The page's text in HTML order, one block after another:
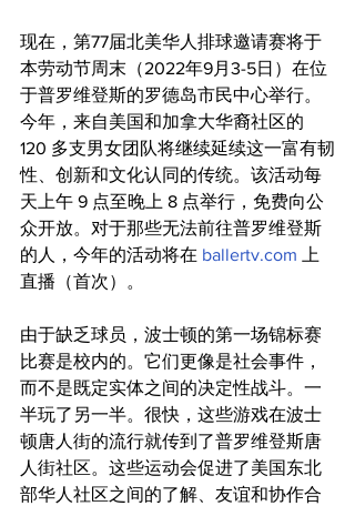
现在，第77届北美华人排球邀请赛将于
本劳动节周末（2022年9月3-5日）在位
于普罗维登斯的罗德岛市民中心举行。
今年，来自美国和加拿大华裔社区的
120 多支男女团队将继续延续这一富有韧
性、创新和文化认同的传统。该活动每
天上午 9 点至晚上 8 点举行，免费向公
众开放。对于那些无法前往普罗维登斯
的人，今年的活动将在 ballertv.com 上
直播（首次）。
由于缺乏球员，波士顿的第一场锦标赛
比赛是校内的。它们更像是社会事件，
而不是既定实体之间的决定性战斗。一
半玩了另一半。很快，这些游戏在波士
顿唐人街的流行就传到了普罗维登斯唐
人街社区。这些运动会促进了美国东北
部华人社区之间的了解、友谊和协作合